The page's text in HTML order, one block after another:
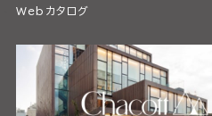
Webカタログ